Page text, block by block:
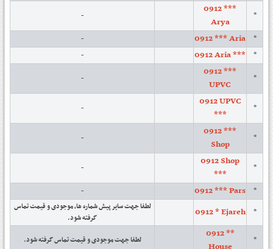
*
0912 ***
Arya
-
*
0912 *** Aria
-
*
0912 Aria ***
-
*
0912 ***
UPVC
-
*
0912 UPVC
***
-
*
0912 ***
Shop
-
*
0912 Shop
***
-
*
0912 *** Pars
-
*
0912 * Ejareh
لطفا جهت سایر پیش شماره ها، موجودی و قیمت تماس
گرفته شود.
*
0912 **
لطفا جهت موجودی و قیمت تماس گرفته شود.